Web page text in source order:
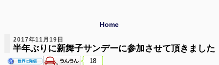
Home
2017年11月19日
半年ぶりに新舞子サンデーに参加させて頂きました
18